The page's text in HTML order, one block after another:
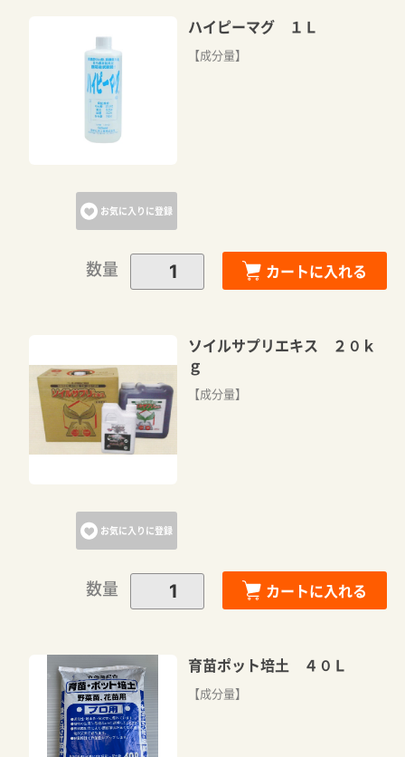
お気に入りに登録
ハイピーマグ １Ｌ
【成分量】
数量 カートに入れる
お気に入りに登録
ソイルサプリエキス ２０ｋ
ｇ
【成分量】
数量 カートに入れる
育苗ポット培土 ４０Ｌ
【成分量】